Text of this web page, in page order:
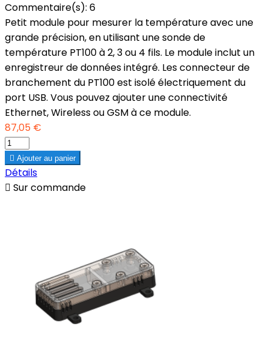
Commentaire(s): 6
Petit module pour mesurer la température avec une
grande précision, en utilisant une sonde de
température PT100 à 2, 3 ou 4 fils. Le module inclut un
enregistreur de données intégré. Les connecteur de
branchement du PT100 est isolé électriquement du
port USB. Vous pouvez ajouter une connectivité
Ethernet, Wireless ou GSM à ce module.
87,05 €
 Ajouter au panier
Détails
 Sur commande